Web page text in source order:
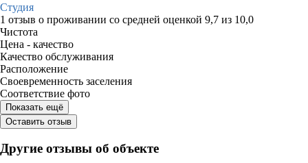
Студия
1 отзыв о проживании со средней оценкой 9,7 из 10,0
Чистота
Цена - качество
Качество обслуживания
Расположение
Своевременность заселения
Соответствие фото
Показать ещё
Оставить отзыв
Другие отзывы об объекте